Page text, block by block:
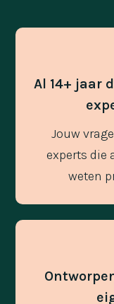
Al 14+ jaar
Jouw
experts die
weten